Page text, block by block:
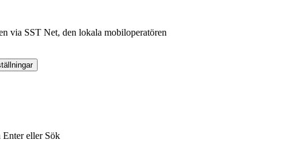
via SST Net, den lokala mobiloperatören
Enter eller Sök